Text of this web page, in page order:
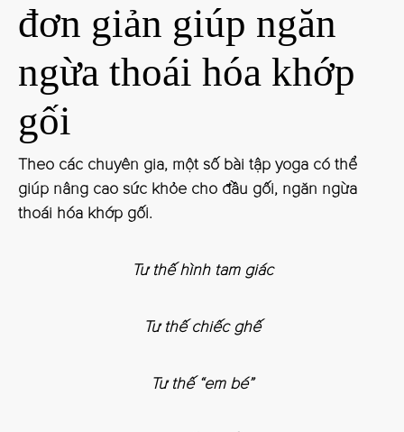
đơn giản giúp ngăn
ngừa thoái hóa khớp
gối
Theo các chuyên gia, một số bài tập yoga có thể
giúp nâng cao sức khỏe cho đầu gối, ngăn ngừa
thoái hóa khớp gối.
Tư thế hình tam giác
Tư thế chiếc ghế
Tư thế “em bé”